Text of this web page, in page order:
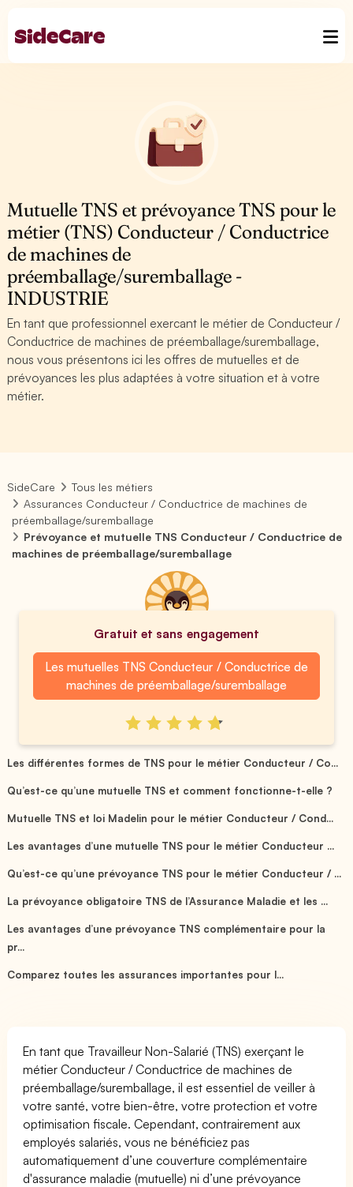
Mutuelle TNS et prévoyance TNS pour le
métier (TNS) Conducteur / Conductrice
de machines de
préemballage/suremballage -
INDUSTRIE
En tant que professionnel exercant le métier de Conducteur /
Conductrice de machines de préemballage/suremballage,
nous vous présentons ici les offres de mutuelles et de
prévoyances les plus adaptées à votre situation et à votre
métier.
SideCare
Tous les métiers
Assurances Conducteur / Conductrice de machines de
préemballage/suremballage
Prévoyance et mutuelle TNS Conducteur / Conductrice de
machines de préemballage/suremballage
Gratuit et sans engagement
Les mutuelles TNS Conducteur / Conductrice de
machines de préemballage/suremballage
Les différentes formes de TNS pour le métier Conducteur / Co...
Qu’est-ce qu’une mutuelle TNS et comment fonctionne-t-elle ?
Mutuelle TNS et loi Madelin pour le métier Conducteur / Cond...
Les avantages d’une mutuelle TNS pour le métier Conducteur ...
Qu’est-ce qu’une prévoyance TNS pour le métier Conducteur / ...
La prévoyance obligatoire TNS de l’Assurance Maladie et les ...
Les avantages d’une prévoyance TNS complémentaire pour la
pr...
Comparez toutes les assurances importantes pour l...
En tant que Travailleur Non-Salarié (TNS) exerçant le
métier Conducteur / Conductrice de machines de
préemballage/suremballage, il est essentiel de veiller à
votre santé, votre bien-être, votre protection et votre
optimisation fiscale. Cependant, contrairement aux
employés salariés, vous ne bénéficiez pas
automatiquement d’une couverture complémentaire
d'assurance maladie (mutuelle) ni d’une prévoyance